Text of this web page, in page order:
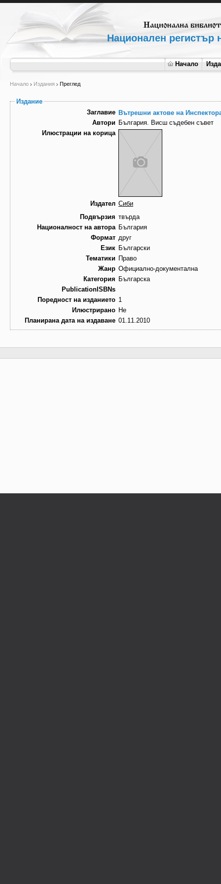
Национален регистър
Начало
Начало Издания Преглед
Издание
Заглавие Вътрешни актове на
Автори България. Висш съдебен съвет
Илюстрации на корица
Издател Сиби
Подвързия твърда
Националност на автора България
Формат друг
Език Български
Тематики Право
Жанр Официално-документална
Категория Българска
PublicationISBNs
Поредност на изданието 1
Илюстрирано Не
Планирана дата на издаване 01.11.2010